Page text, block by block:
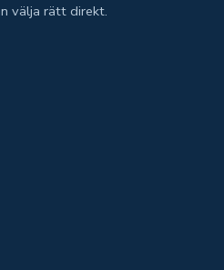
välja rätt direkt.